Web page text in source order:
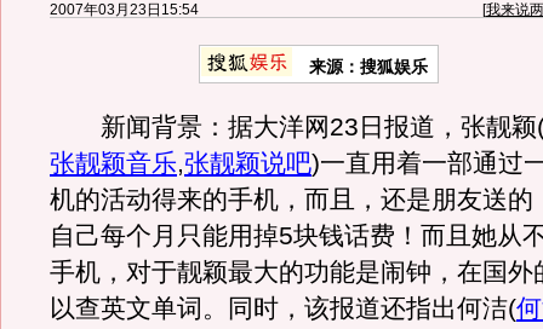
2007年03月23日15:54 [我来说
来源：搜狐娱乐
新闻背景：据大洋网23日报道，张靓颖
张靓颖音乐,张靓颖说吧)一直用着一部通过
机的活动得来的手机，而且，还是朋友送的
自己每个月只能用掉5块钱话费！而且她从
手机，对于靓颖最大的功能是闹钟，在国外
以查英文单词。同时，该报道还指出何洁(